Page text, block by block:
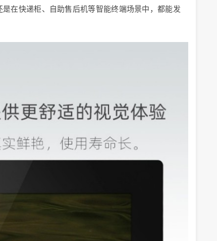
在快递柜、自助售后机等智能终端场景中，都能发